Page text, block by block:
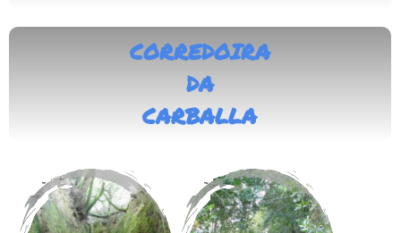
CORREDOIRA
DA
CARBALLA